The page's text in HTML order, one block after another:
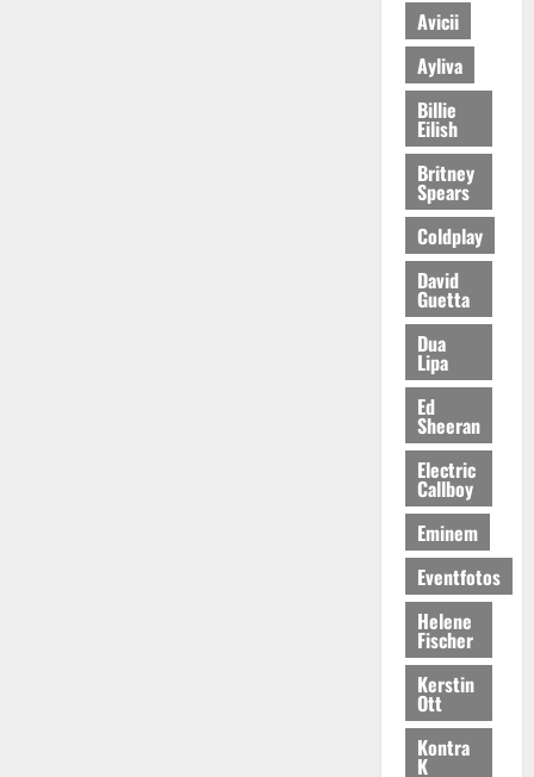
Avicii
Ayliva
Billie
Eilish
Britney
Spears
Coldplay
David
Guetta
Dua
Lipa
Ed
Sheeran
Electric
Callboy
Eminem
Eventfotos
Helene
Fischer
Kerstin
Ott
Kontra
K